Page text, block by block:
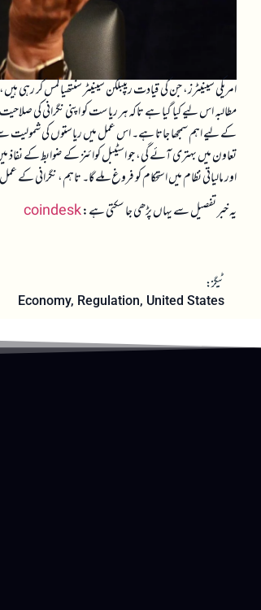
مطالبہ اس لیے کیا گیا ہے تاکہ ہر ریاست کو اپنی نگرانی کی
کے لیے اہم سمجھا جاتا ہے۔ اس عمل میں ریاستوں کی شمولیت سے
تعاون میں بہتری آئے گی، جو اسٹیبل کوائنز کے ضوابط کے نفاذ
اور مالیاتی نظام میں استحکام کو فروغ ملے گا۔ تاہم، نگرانی کے
یہ خبر تفصیل سے یہاں پڑھی جا سکتی ہے:coindesk
ٹیگز:
Economy, Regulation, United States